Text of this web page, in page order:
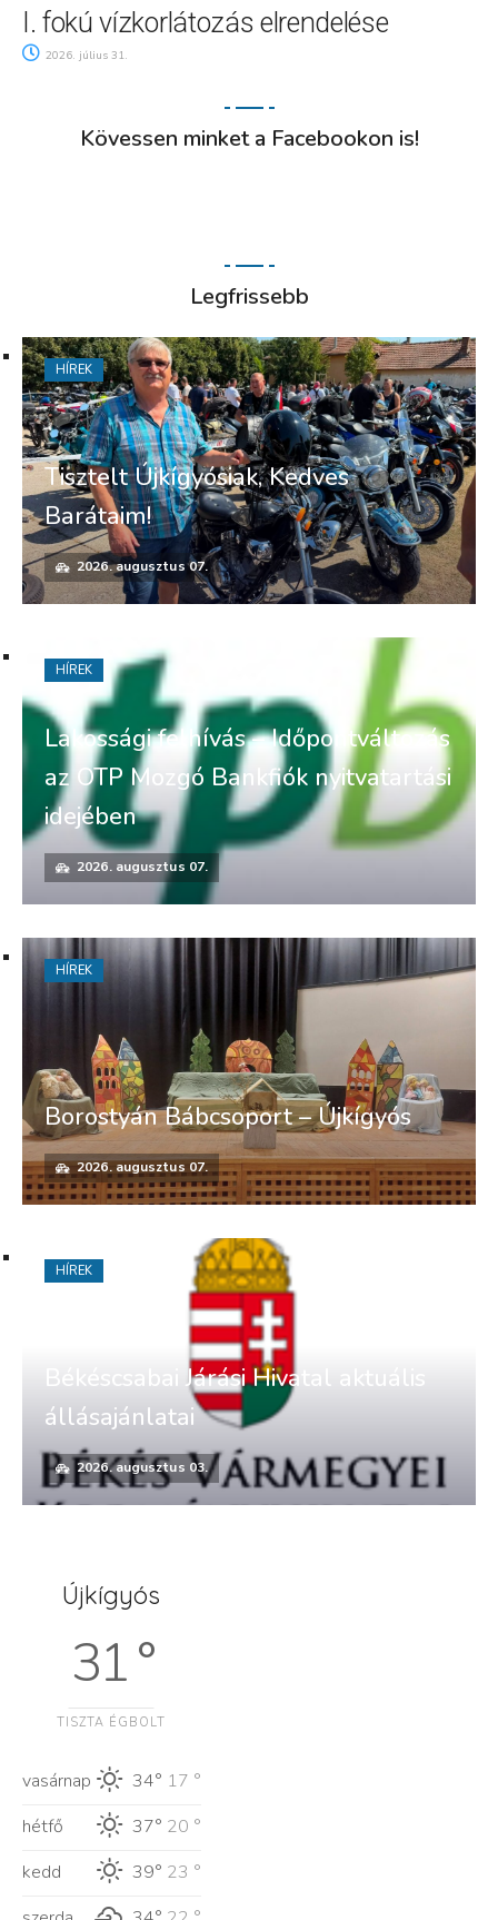
I. fokú vízkorlátozás elrendelése
2026. július 31.
Kövessen minket a Facebookon is!
Legfrissebb
Tisztelt Újkígyósiak, Kedves
Barátaim!
2026. augusztus 07.
HÍREK
Lakossági felhívás – Időpontváltozás
az OTP Mozgó Bankfiók nyitvatartási
idejében
2026. augusztus 07.
HÍREK
Borostyán Bábcsoport – Újkígyós
2026. augusztus 07.
HÍREK
Békéscsabai Járási Hivatal aktuális
állásajánlatai
2026. augusztus 03.
HÍREK
Újkígyós
31 °
TISZTA ÉGBOLT
vasárnap 34° 17 °
hétfő
37° 20 °
kedd
39° 23 °